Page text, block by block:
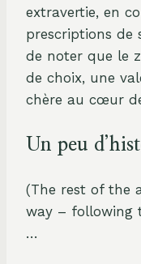
extravertie, en
prescriptions de
de noter que le
de choix, une
chère au cœur
Un peu
(The rest of the
way – following
…